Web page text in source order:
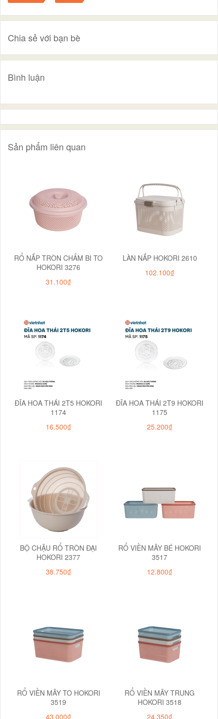
Chia sẻ với bạn bè
Bình luận
Sản phẩm liên quan
RỔ NẮP TRÒN CHẤM BI TO
HOKORI 3276
31.100₫
LÀN NẮP HOKORI 2610
102.100₫
ĐĨA HOA THÁI 2T5 HOKORI
1174
16.500₫
ĐĨA HOA THÁI 2T9 HOKORI
1175
25.200₫
BỘ CHẬU RỔ TRÒN ĐẠI
HOKORI 2377
38.750₫
RỔ VIỀN MÂY BÉ HOKORI
3517
12.800₫
RỔ VIỀN MÂY TO HOKORI
3519
43.000₫
RỔ VIỀN MÂY TRUNG
HOKORI 3518
24.350₫